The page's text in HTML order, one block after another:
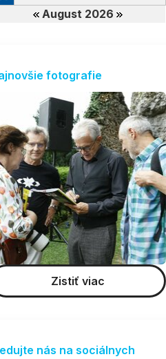
August 2026
fotografie
Zistiť viac
nás na sociálnych